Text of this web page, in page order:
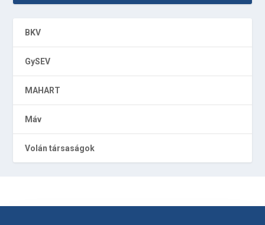
BKV
GySEV
MAHART
Máv
Volán társaságok